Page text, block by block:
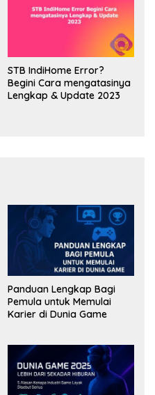
STB IndiHome Error?
Begini Cara mengatasinya
Lengkap & Update 2023
Panduan Lengkap Bagi
Pemula untuk Memulai
Karier di Dunia Game